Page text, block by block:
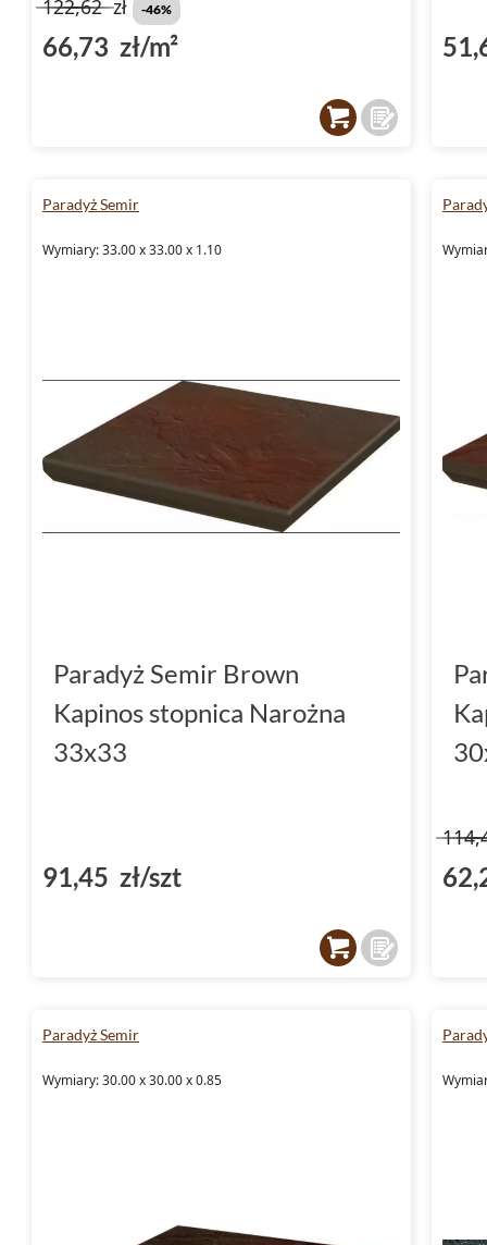
122,62zł -46%
66,73 zł/m²
Paradyż Semir
Wymiary: 33.00 x 33.00 x 1.10
Paradyż Semir Brown
Kapinos stopnica Narożna
33x33
91,45 zł/szt
Paradyż Semir
Wymiary: 30.00 x 30.00 x 0.85